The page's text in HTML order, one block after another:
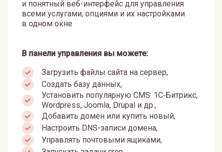
и понятный веб-интерфейс для управления
всеми услугами, опциями и их настройками
в одном окне
В панели управления вы можете:
Загрузить файлы сайта на сервер,
Создать базу данных,
Установить популярную CMS: 1С‑Битрикс,
Wordpress, Joomla, Drupal и др.,
Добавить домен или купить новый,
Настроить DNS-записи домена,
Управлять почтовыми ящиками,